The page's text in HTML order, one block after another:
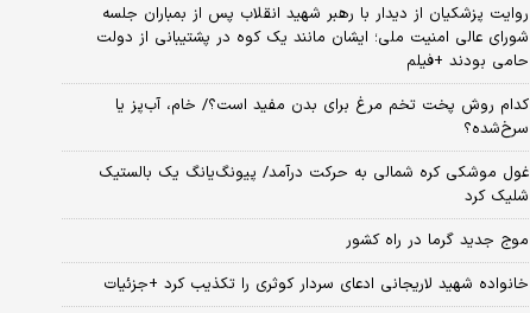
روایت پزشکیان از دیدار با رهبر شهید انقلاب پس از بمباران جلسه
شورای عالی امنیت ملی؛ ایشان مانند یک کوه در پشتیبانی از دولت
حامی بودند +فیلم
کدام روش پخت تخم مرغ برای بدن مفید است؟/ خام، آب‌پز یا
سرخ‌شده؟
غول موشکی کره شمالی به حرکت درآمد/ پیونگ‌یانگ یک بالستیک
شلیک کرد
موج جدید گرما در راه کشور
خانواده شهید لاریجانی ادعای سردار کوثری را تکذیب کرد +جزئیات